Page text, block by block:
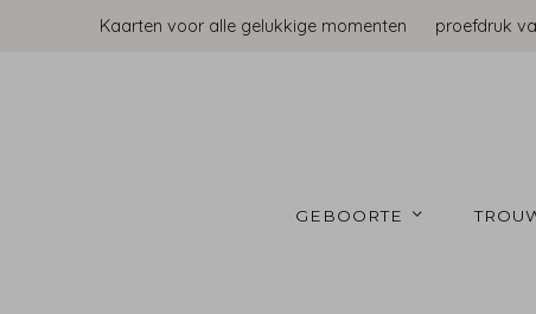
Kaarten voor alle gelukkige momenten proefdruk
GEBOORTE